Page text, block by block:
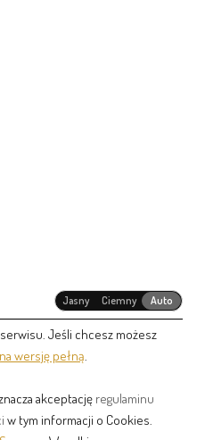
Jasny Ciemny Auto
Jeśli chcesz możesz
wersję pełną
akceptację regulaminu
w tym informacji o Cookies.